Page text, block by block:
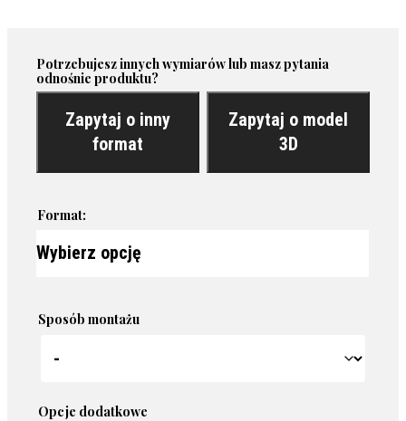
Potrzebujesz innych wymiarów lub masz pytania
odnośnie produktu?
Zapytaj o inny
format
Zapytaj o model
3D
Format:
Sposób montażu
Opcje dodatkowe